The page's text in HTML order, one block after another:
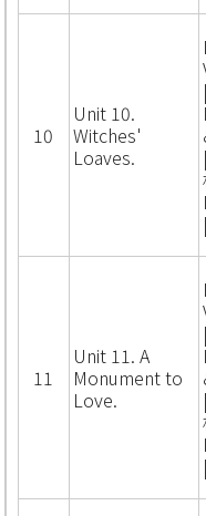
10
Unit 10.
Witches'
Loaves.
11
Unit 11. A
Monument to
Love.